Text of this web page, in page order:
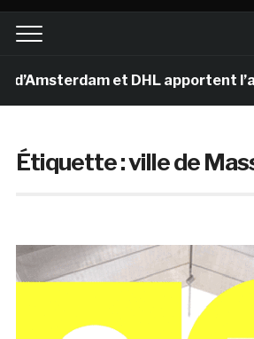
et DHL apportent l’art
Étiquette :ville de